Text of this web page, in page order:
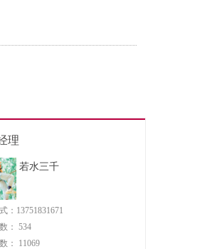
理
若水三千
：13751831671
： 534
： 11069